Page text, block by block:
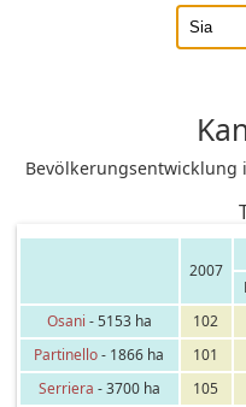
Bevölkerungsentwicklung
2007
Osani - 5153 ha 102
Partinello- 1866 ha 101
Serriera - 3700 ha 105